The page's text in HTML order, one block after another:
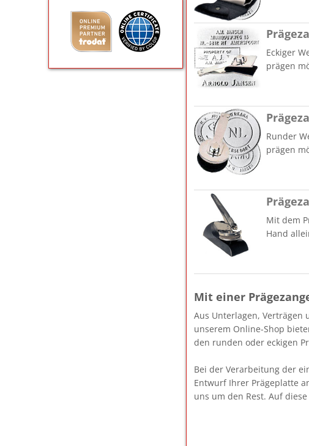
Eckiger
prägen
Runder
prägen
Mit dem
Hand
Mit einer
Aus Unterlagen, Verträgen
unserem Online-Shop
den runden oder eckigen
Bei der Verarbeitung der
Entwurf Ihrer Prägeplatte
uns um den Rest. Auf